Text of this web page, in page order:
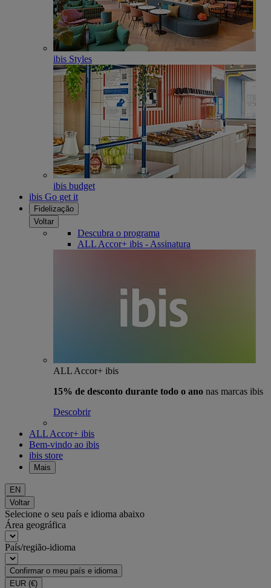
ibis Styles
ibis budget
ibis Go get it
Fidelização
Voltar
Descubra o programa
ALL Accor+ ibis - Assinatura
ALL Accor+ ibis
15% de desconto durante todo o ano nas marcas ibis
Descobrir
ALL Accor+ ibis
Bem-vindo ao ibis
ibis store
Mais
EN
Voltar
Selecione o seu país e idioma abaixo
Área geográfica
País/região-idioma
Confirmar o meu país e idioma
EUR (€)